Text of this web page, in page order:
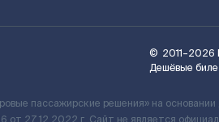
© 2011–2026
Дешёвые
пассажирские решения» на